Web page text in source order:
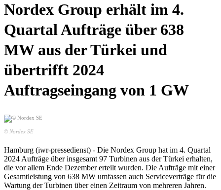
Nordex Group erhält im 4.
Quartal Aufträge über 638
MW aus der Türkei und
übertrifft 2024
Auftragseingang von 1 GW
© Nordex SE
Hamburg (iwr-pressedienst) - Die Nordex Group hat im 4. Quartal
2024 Aufträge über insgesamt 97 Turbinen aus der Türkei erhalten,
die vor allem Ende Dezember erteilt wurden. Die Aufträge mit einer
Gesamtleistung von 638 MW umfassen auch Serviceverträge für die
Wartung der Turbinen über einen Zeitraum von mehreren Jahren.